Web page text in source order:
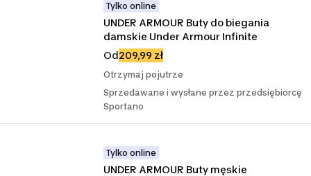
Tylko online
UNDER ARMOUR Buty do biegania
damskie Under Armour Infinite
Od209,99 zł
Otrzymaj pojutrze
Sprzedawane i wysłane przez przedsiębiorcę
Sportano
Tylko online
UNDER ARMOUR Buty męskie